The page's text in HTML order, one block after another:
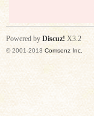
Powered by Discuz! X3.2
© 2001-2013 Comsenz Inc.